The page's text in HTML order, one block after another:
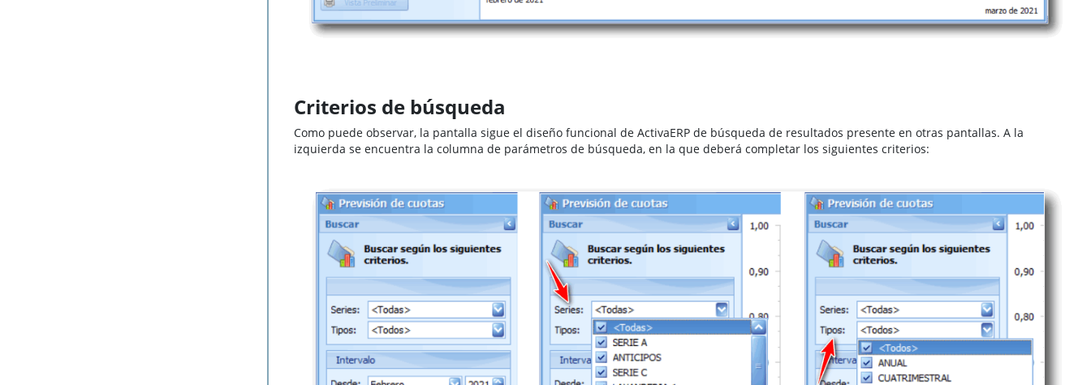
Criterios de búsqueda
Como puede observar, la pantalla sigue el diseño funcional de ActivaERP de búsqueda de resultados presente en otras pantallas. A la
izquierda se encuentra la columna de parámetros de búsqueda, en la que deberá completar los siguientes criterios: